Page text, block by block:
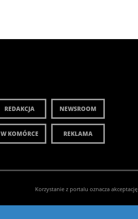
REDAKCJA NEWSROOM
W KOMÓRCE REKLAMA
Korzystanie z portalu oznacza akceptację